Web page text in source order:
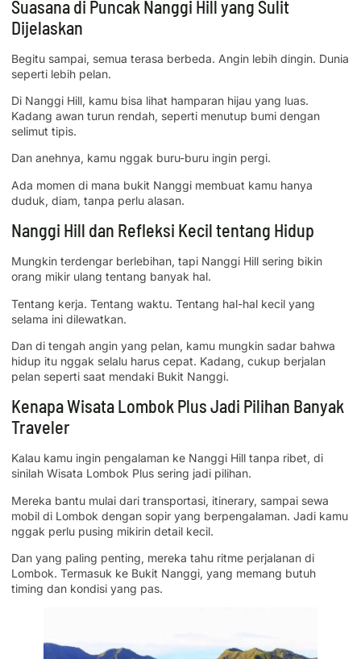
Suasana di Puncak Nanggi Hill yang Sulit
Dijelaskan
Begitu sampai, semua terasa berbeda. Angin lebih dingin. Dunia
seperti lebih pelan.
Di Nanggi Hill, kamu bisa lihat hamparan hijau yang luas.
Kadang awan turun rendah, seperti menutup bumi dengan
selimut tipis.
Dan anehnya, kamu nggak buru-buru ingin pergi.
Ada momen di mana bukit Nanggi membuat kamu hanya
duduk, diam, tanpa perlu alasan.
Nanggi Hill dan Refleksi Kecil tentang Hidup
Mungkin terdengar berlebihan, tapi Nanggi Hill sering bikin
orang mikir ulang tentang banyak hal.
Tentang kerja. Tentang waktu. Tentang hal-hal kecil yang
selama ini dilewatkan.
Dan di tengah angin yang pelan, kamu mungkin sadar bahwa
hidup itu nggak selalu harus cepat. Kadang, cukup berjalan
pelan seperti saat mendaki Bukit Nanggi.
Kenapa Wisata Lombok Plus Jadi Pilihan Banyak
Traveler
Kalau kamu ingin pengalaman ke Nanggi Hill tanpa ribet, di
sinilah Wisata Lombok Plus sering jadi pilihan.
Mereka bantu mulai dari transportasi, itinerary, sampai sewa
mobil di Lombok dengan sopir yang berpengalaman. Jadi kamu
nggak perlu pusing mikirin detail kecil.
Dan yang paling penting, mereka tahu ritme perjalanan di
Lombok. Termasuk ke Bukit Nanggi, yang memang butuh
timing dan kondisi yang pas.